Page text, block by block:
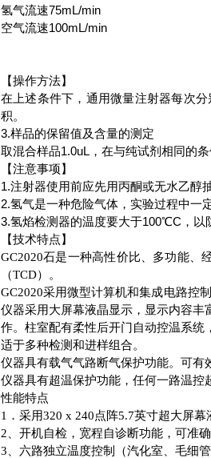
氢气流速75mL/min
空气流速100mL/min
【操作方法】
在上述条件下，通用微量注射器每次
积。
3.样品的保留值及含量的测定
取混合样品1.0uL，在与纯试剂相同的
【注意事项】
1.注射器使用前应先用丙酮或无水乙醇
2.氢气是一种危险气体，实验过程中一
3.氢焰检测器的温度要大于100℃C，以
【技术特点】
GC2020石是一种高性价比、多功能、
（TCD）。
GC2020采用微型计算机和集成电路控
仪器采用大屏幕液晶显示，显示内容
作。柱室配有柔性后开门自动控温系
适于多种检测和进样组合。
仪器具有载气气路断气保护功能。可有
仪器具有超温保护功能，任何一路温控
性能特点
1．采用320 x 240点阵5.7英寸超大屏
2、开机自检，宽程自诊断功能，可准
3、六路独立温度控制（汽化室、毛细